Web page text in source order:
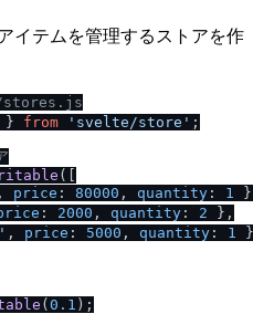
イテムを管理するストアを作
stores.js
} from 'svelte /store' ;
([
, price : 80000 , quantity : 1
: 2000 , quantity : 2 },
, price : 5000 , quantity : 1
}
(0.1